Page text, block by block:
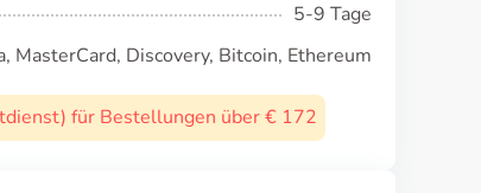
5-9 Tage
MasterCard, Discovery, Bitcoin, Ethereum
für Bestellungen über € 172